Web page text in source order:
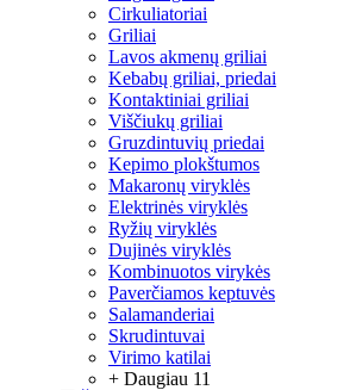
Cirkuliatoriai
Griliai
Lavos akmenų griliai
Kebabų griliai, priedai
Kontaktiniai griliai
Viščiukų griliai
Gruzdintuvių priedai
Kepimo plokštumos
Makaronų viryklės
Elektrinės viryklės
Ryžių viryklės
Dujinės viryklės
Kombinuotos virykės
Paverčiamos keptuvės
Salamanderiai
Skrudintuvai
Virimo katilai
+ Daugiau 11